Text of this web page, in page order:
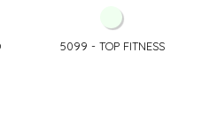
5099 - TOP FITNESS